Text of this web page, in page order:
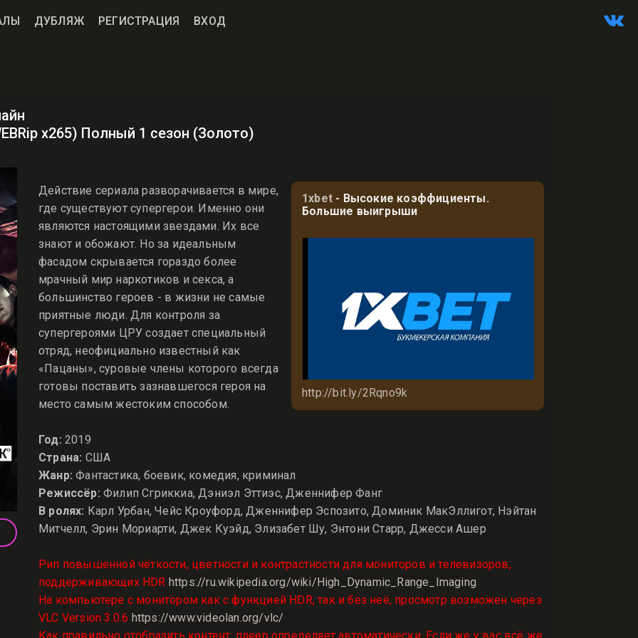
ДУБЛЯЖ РЕГИСТРАЦИЯ ВХОД
x265) Полный 1 сезон (Золото)
1xbet - Высокие коэффициенты.
Большие выигрыши
http://bit.ly/2Rqno9k
Действие сериала разворачивается в мире,
где существуют супергерои. Именно они
являются настоящими звездами. Их все
знают и обожают. Но за идеальным
фасадом скрывается гораздо более
мрачный мир наркотиков и секса, а
большинство героев - в жизни не самые
приятные люди. Для контроля за
супергероями ЦРУ создает специальный
отряд, неофициально известный как
«Пацаны», суровые члены которого всегда
готовы поставить зазнавшегося героя на
место самым жестоким способом.
Год: 2019
Страна: США
Жанр: Фантастика, боевик, комедия, криминал
Режиссёр: Филип Сгриккиа, Дэниэл Эттиэс, Дженнифер Фанг
В ролях: Карл Урбан, Чейс Кроуфорд, Дженнифер Эспозито, Доминик МакЭллигот, Нэйтан
Митчелл, Эрин Мориарти, Джек Куэйд, Элизабет Шу, Энтони Старр, Джесси Ашер
Рип повышенной чёткости, цветности и контрастности для мониторов и телевизоров,
поддерживающих HDR https://ru.wikipedia.org/wiki/High_Dynamic_Range_Imaging
На компьютере с монитором как с функцией HDR, так и без неё, просмотр возможен через
VLC Version 3.0.6 https://www.videolan.org/vlc/